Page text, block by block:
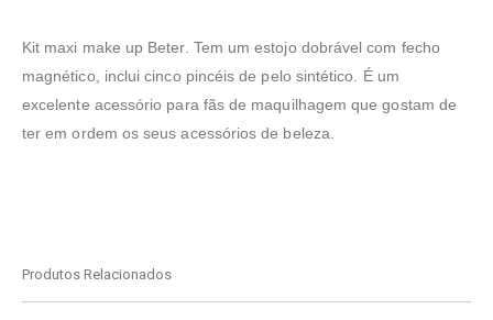
Kit maxi make up Beter. Tem um estojo dobrável com fecho
magnético, inclui cinco pincéis de pelo sintético. É um
excelente acessório para fãs de maquilhagem que gostam de
ter em ordem os seus acessórios de beleza.
Produtos Relacionados